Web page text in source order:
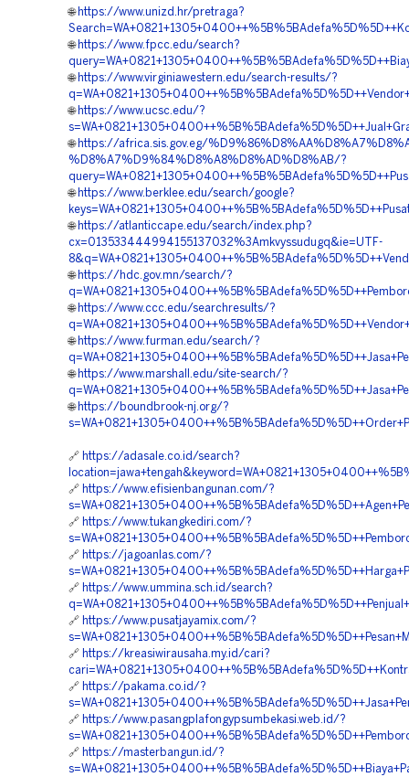
🌐 https://www.unizd.hr/pretraga?
🌐 https://www.fpcc.edu/search?
🌐 https://www.virginiawestern.edu/search-results/?
🌐 https://www.ucsc.edu/?
🌐 https://africa.sis.gov.eg/
%D8%A7%D9%84%D8%A8%D8%AD%D8%AB/?
🌐 https://www.berklee.edu/search/google?
🌐 https://atlanticcape.edu/search/index.php?
cx=013533444994155137032%3Amkvyssudugq&ie=UTF-
🌐 https://hdc.gov.mn/search/?
🌐 https://www.ccc.edu/searchresults/?
🌐 https://www.furman.edu/search/?
🌐 https://www.marshall.edu/site-search/?
🌐 https://boundbrook-nj.org/?
🔗 https://adasale.co.id/search?
🔗 https://www.efisienbangunan.com/?
🔗 https://www.tukangkediri.com/?
🔗 https://jagoanlas.com/?
🔗 https://www.ummina.sch.id/search?
🔗 https://www.pusatjayamix.com/?
🔗 https://kreasiwirausaha.my.id/cari?
🔗 https://pakama.co.id/?
🔗 https://www.pasangplafongypsumbekasi.web.id/?
🔗 https://masterbangun.id/?